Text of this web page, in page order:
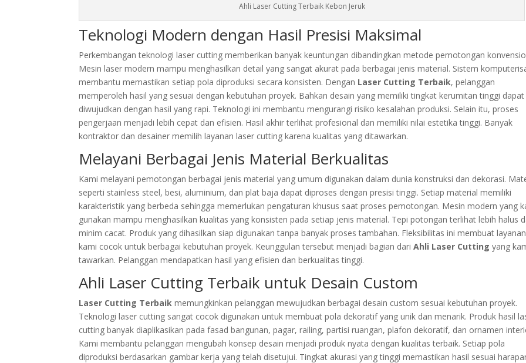
Ahli Laser Cutting Terbaik Kebon Jeruk
Teknologi Modern dengan Hasil Presisi Maksimal
Perkembangan teknologi laser cutting memberikan banyak keuntungan dibandingkan metode pemotongan
Mesin laser modern mampu menghasilkan detail yang sangat akurat pada berbagai jenis material. Sistem
membantu memastikan setiap pola diproduksi secara konsisten. Dengan Laser Cutting Terbaik, pelanggan
memperoleh hasil yang sesuai dengan kebutuhan proyek. Bahkan desain yang memiliki tingkat kerumitan tinggi dapat
diwujudkan dengan hasil yang rapi. Teknologi ini membantu mengurangi risiko kesalahan produksi. Selain itu, proses
pengerjaan menjadi lebih cepat dan efisien. Hasil akhir terlihat profesional dan memiliki nilai estetika tinggi. Banyak
kontraktor dan desainer memilih layanan laser cutting karena kualitas yang ditawarkan.
Melayani Berbagai Jenis Material Berkualitas
Kami melayani pemotongan berbagai jenis material yang umum digunakan dalam dunia konstruksi dan dekorasi.
seperti stainless steel, besi, aluminium, dan plat baja dapat diproses dengan presisi tinggi. Setiap material memiliki
karakteristik yang berbeda sehingga memerlukan pengaturan khusus saat proses pemotongan. Mesin modern yang
gunakan mampu menghasilkan kualitas yang konsisten pada setiap jenis material. Tepi potongan terlihat lebih halus
minim cacat. Produk yang dihasilkan siap digunakan tanpa banyak proses tambahan. Fleksibilitas ini membuat layanan
kami cocok untuk berbagai kebutuhan proyek. Keunggulan tersebut menjadi bagian dariAhli Laser Cutting yang
tawarkan. Pelanggan mendapatkan hasil yang efisien dan berkualitas tinggi.
Ahli Laser Cutting Terbaik untuk Desain Custom
Laser Cutting Terbaik memungkinkan pelanggan mewujudkan berbagai desain custom sesuai kebutuhan proyek.
Teknologi laser cutting sangat cocok digunakan untuk membuat pola dekoratif yang unik dan menarik. Produk hasil
cutting banyak diaplikasikan pada fasad bangunan, pagar, railing, partisi ruangan, plafon dekoratif, dan ornamen
Kami membantu pelanggan mengubah konsep desain menjadi produk nyata dengan kualitas terbaik. Setiap pola
diproduksi berdasarkan gambar kerja yang telah disetujui. Tingkat akurasi yang tinggi memastikan hasil sesuai